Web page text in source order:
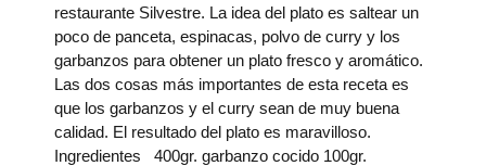
restaurante Silvestre. La idea del plato es saltear un
poco de panceta, espinacas, polvo de curry y los
garbanzos para obtener un plato fresco y aromático.
Las dos cosas más importantes de esta receta es
que los garbanzos y el curry sean de muy buena
calidad. El resultado del plato es maravilloso.
Ingredientes 400gr. garbanzo cocido 100gr.